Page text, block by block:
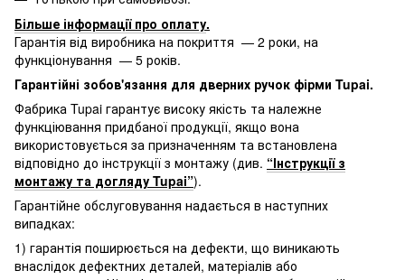
Більше інформації про оплату.
Гарантія від виробника на покриття — 2 роки, на
функціонування — 5 років.
Гарантійні зобов'язання для дверних ручок фірми Tupai.
Фабрика Tupai гарантує високу якість та належне
функціювання придбаної продукції, якщо вона
використовується за призначенням та встановлена
відповідно до інструкції з монтажу (див. “Інструкції з
монтажу та догляду Tupai”).
Гарантійне обслуговування надається в наступних
випадках:
1) гарантія поширюється на дефекти, що виникають
внаслідок дефектних деталей, матеріалів або